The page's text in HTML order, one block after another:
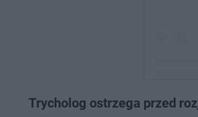
Post
Trycholog ostrzega przed